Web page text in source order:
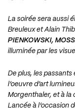
La soirée sera aussi
Breuleux et Alain
PIENKOWSKI,
illuminée par les
De plus, les
l’oeuvre d’art
Morgenthaler, et à la
Lancée à l’occasion